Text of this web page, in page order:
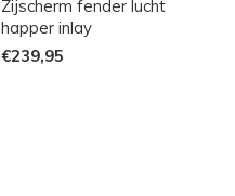
Zijscherm fender lucht
happer inlay
€239,95